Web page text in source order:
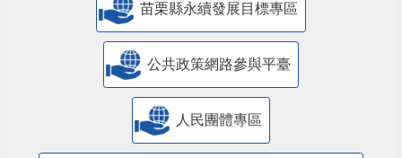
苗栗縣永續發展目標專區
公共政策網路參與平臺
人民團體專區